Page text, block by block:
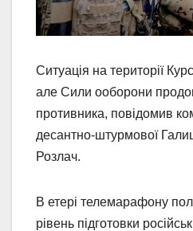
Ситуація на території
але Сили ооборони
противника, повідомив
десантно-штурмової
Розлач.
В етері телемарафону
рівень підготовки